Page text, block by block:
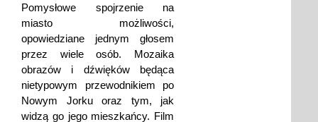
Pomysłowe spojrzenie na
miasto możliwości,
opowiedziane jednym głosem
przez wiele osób. Mozaika
obrazów i dźwięków będąca
nietypowym przewodnikiem po
Nowym Jorku oraz tym, jak
widzą go jego mieszkańcy. Film